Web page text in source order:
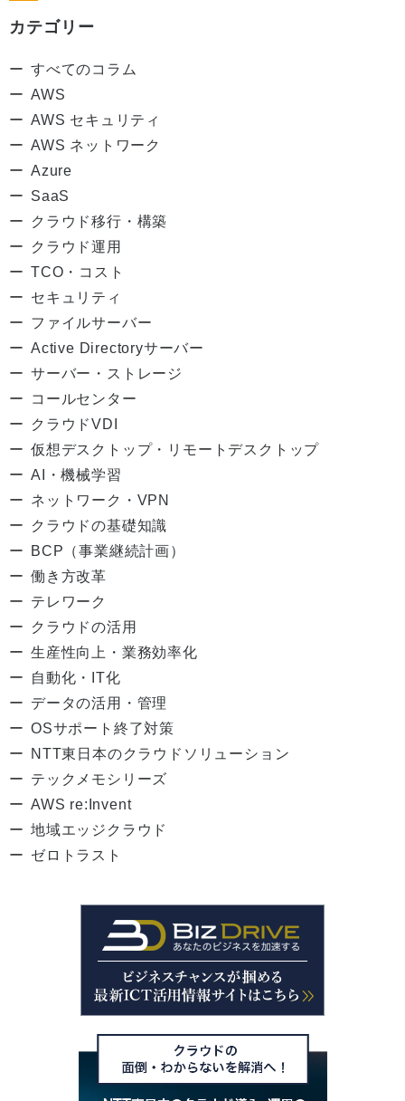
カテゴリー
すべてのコラム
AWS
AWS セキュリティ
AWS ネットワーク
Azure
SaaS
クラウド移行・構築
クラウド運用
TCO・コスト
セキュリティ
ファイルサーバー
Active Directoryサーバー
サーバー・ストレージ
コールセンター
クラウドVDI
仮想デスクトップ・リモートデスクトップ
AI・機械学習
ネットワーク・VPN
クラウドの基礎知識
BCP（事業継続計画）
働き方改革
テレワーク
クラウドの活用
生産性向上・業務効率化
自動化・IT化
データの活用・管理
OSサポート終了対策
NTT東日本のクラウドソリューション
テックメモシリーズ
AWS re:Invent
地域エッジクラウド
ゼロトラスト